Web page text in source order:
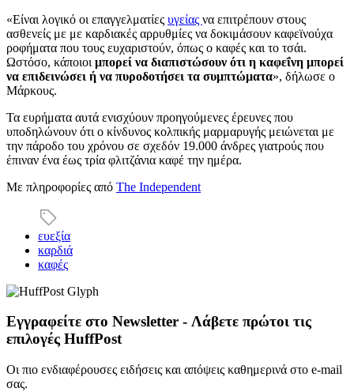
«Είναι λογικό οι επαγγελματίες υγείας να επιτρέπουν στους
ασθενείς με με καρδιακές αρρυθμίες να δοκιμάσουν καφεϊνούχα
ροφήματα που τους ευχαριστούν, όπως ο καφές και το τσάι.
Ωστόσο, κάποιοι μπορεί να διαπιστώσουν ότι η καφεΐνη μπορεί
να επιδεινώσει ή να πυροδοτήσει τα συμπτώματα», δήλωσε ο
Μάρκους.
Τα ευρήματα αυτά ενισχύουν προηγούμενες έρευνες που
υποδηλώνουν ότι ο κίνδυνος κολπικής μαρμαρυγής μειώνεται με
την πάροδο του χρόνου σε σχεδόν 19.000 άνδρες γιατρούς που
έπιναν ένα έως τρία φλιτζάνια καφέ την ημέρα.
Με πληροφορίες από The Independent
ευεξία
καρδιά
καφές
Εγγραφείτε στο Newsletter - Λάβετε πρώτοι τις
επιλογές HuffPost
Οι πιο ενδιαφέρουσες ειδήσεις και απόψεις καθημερινά στο e-mail
σας.